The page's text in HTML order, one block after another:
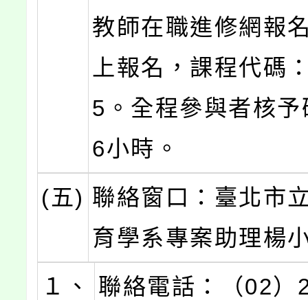
教師在職進修網報
上報名，課程代碼
5。全程參與者核
6小時。
(五) 聯絡窗口：臺北市
育學系專案助理楊
１、
聯絡電話：（02）